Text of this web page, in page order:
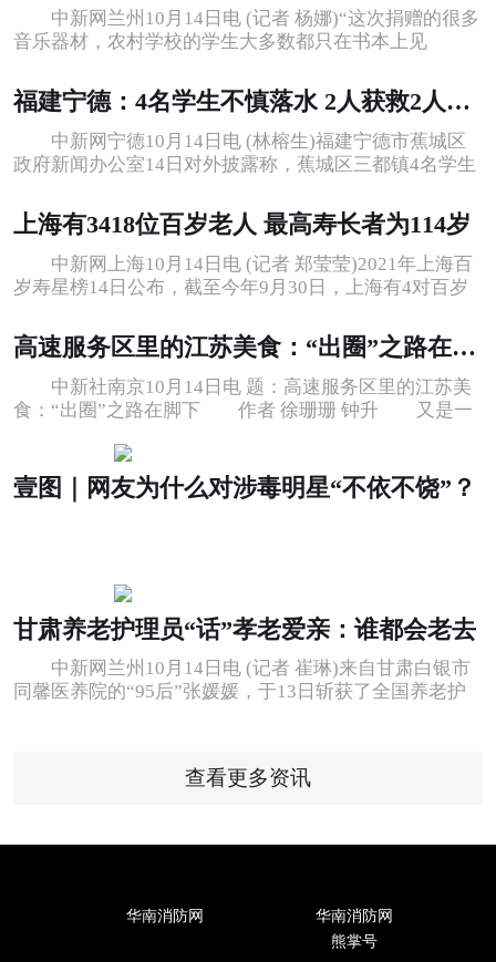
中新网兰州10月14日电 (记者 杨娜)“这次捐赠的很多
音乐器材，农村学校的学生大多数都只在书本上见
福建宁德：4名学生不慎落水 2人获救2人失踪
中新网宁德10月14日电 (林榕生)福建宁德市蕉城区
政府新闻办公室14日对外披露称，蕉城区三都镇4名学生
上海有3418位百岁老人 最高寿长者为114岁
中新网上海10月14日电 (记者 郑莹莹)2021年上海百
岁寿星榜14日公布，截至今年9月30日，上海有4对百岁
高速服务区里的江苏美食：“出圈”之路在脚下
中新社南京10月14日电 题：高速服务区里的江苏美
食：“出圈”之路在脚下 作者 徐珊珊 钟升 又是一
壹图｜网友为什么对涉毒明星“不依不饶”？
甘肃养老护理员“话”孝老爱亲：谁都会老去
中新网兰州10月14日电 (记者 崔琳)来自甘肃白银市
同馨医养院的“95后”张媛媛，于13日斩获了全国养老护
查看更多资讯
华南消防网
华南消防网
熊掌号